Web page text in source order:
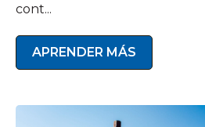
cont...
APRENDER MÁS